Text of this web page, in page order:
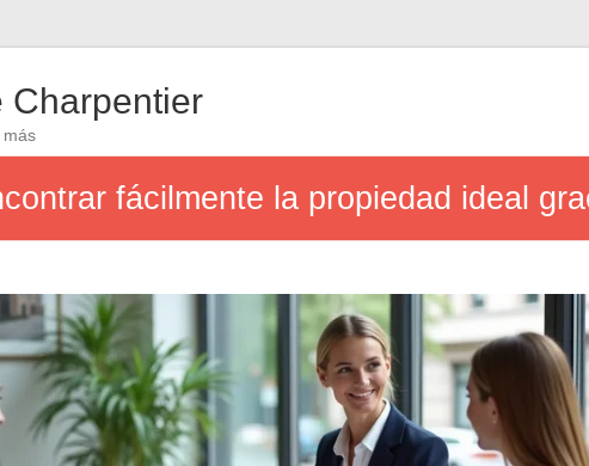
Charpentier
más
fácilmente la propiedad ideal